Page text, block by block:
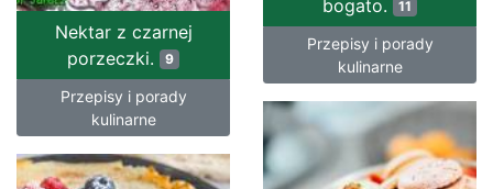
bogato. 11
Przepisy i porady
kulinarne
Nektar z czarnej
porzeczki. 9
Przepisy i porady
kulinarne